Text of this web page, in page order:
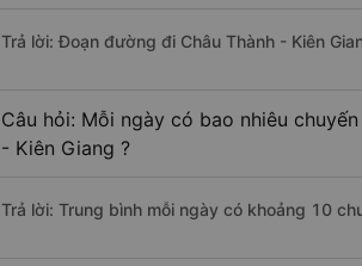
Trả lời: Đoạn đường đi Châu Thành - Kiên
Câu hỏi: Mỗi ngày có bao nhiêu
- Kiên Giang ?
Trả lời: Trung bình mỗi ngày có khoảng 10